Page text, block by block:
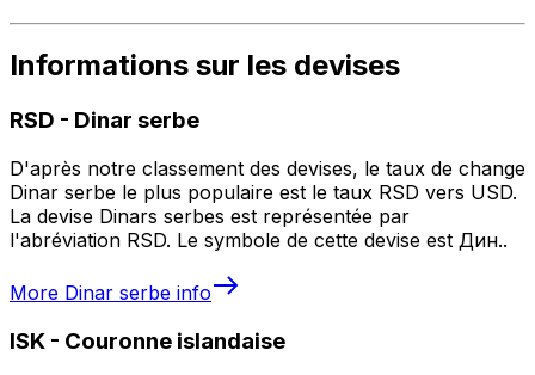
Informations sur les devises
RSD - Dinar serbe
D'après notre classement des devises, le taux de change
Dinar serbe le plus populaire est le taux RSD vers USD.
La devise Dinars serbes est représentée par
l'abréviation RSD. Le symbole de cette devise est Дин..
More Dinar serbe info
ISK - Couronne islandaise